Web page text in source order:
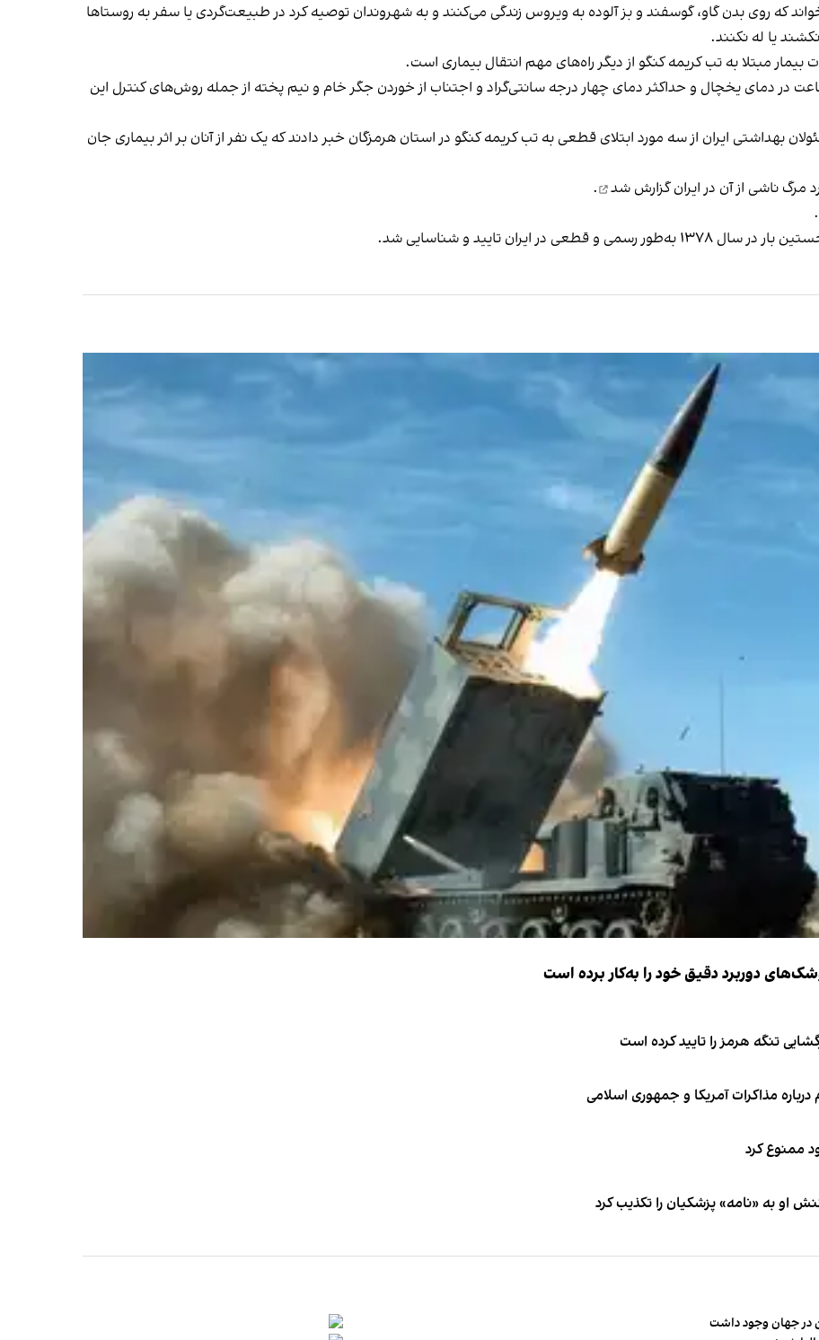
خواند که روی بدن گاو،‌ گوسفند و بز آلوده به ویروس زندگی می‌کنند و به شهروندان توصیه کرد در طبیعت‌گردی یا سفر به روستاها
یا له نکنند.
مبتلا به تب کریمه کنگو از دیگر راه‌های مهم انتقال بیماری است.
گوشت تازه دام به صورت کامل به مدت ۲۴ ساعت در دمای یخچال و حداکثر دمای چهار درجه سانتی‌گراد و اجتناب از خوردن جگر خام و نیم پخته از جمله روش‌های کنترل این
و تا تاریخ ۲۳ اردیبهشت، مسئولان بهداشتی ایران از سه مورد ابتلای قطعی به تب کریمه کنگو در استان هرمزگان خبر دادند که یک نفر از آنان بر اثر بیماری جان
گزارش شد
.
ایران تایید و شناسایی شد.
دوربرد دقیق خود را به‌کار برده است
تنگه هرمز را تایید کرده است
مذاکرات آمریکا و جمهوری اسلامی
ممنوع کرد
او به «نامه» پزشکیان را تکذیب کرد